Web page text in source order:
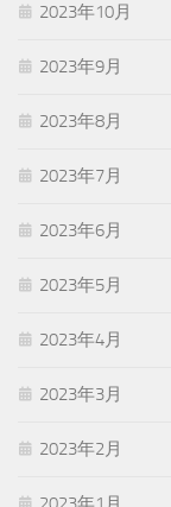
2023年10月
2023年9月
2023年8月
2023年7月
2023年6月
2023年5月
2023年4月
2023年3月
2023年2月